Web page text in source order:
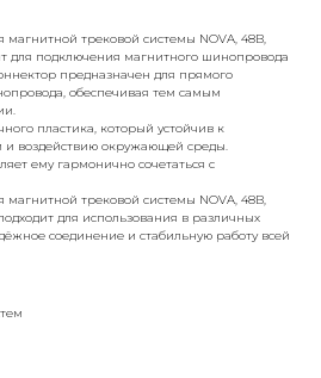
магнитной трековой системы NOVA, 48В,
подключения магнитного шинопровода
предназначен для прямого
обеспечивая тем самым
пластика, который устойчив к
воздействию окружающей среды.
ему гармонично сочетаться с
магнитной трековой системы NOVA, 48В,
для использования в различных
соединение и стабильную работу всей